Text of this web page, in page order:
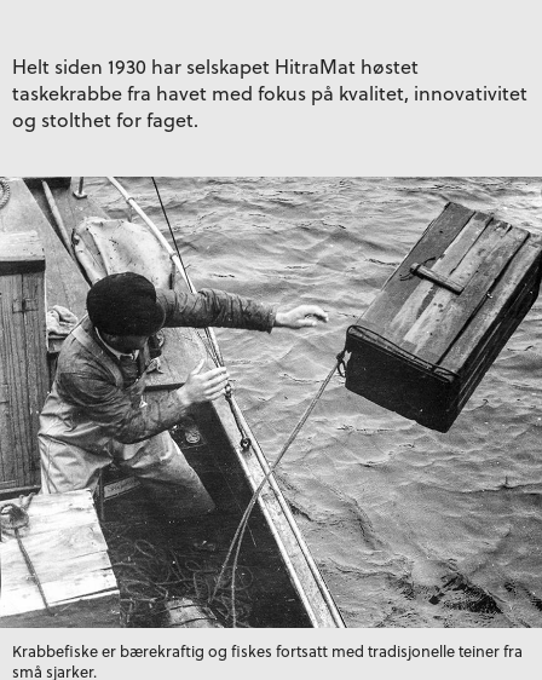
Helt siden 1930 har selskapet HitraMat høstet
taskekrabbe fra havet med fokus på kvalitet, innovativitet
og stolthet for faget.
Krabbefiske er bærekraftig og fiskes fortsatt med tradisjonelle teiner fra
små sjarker.